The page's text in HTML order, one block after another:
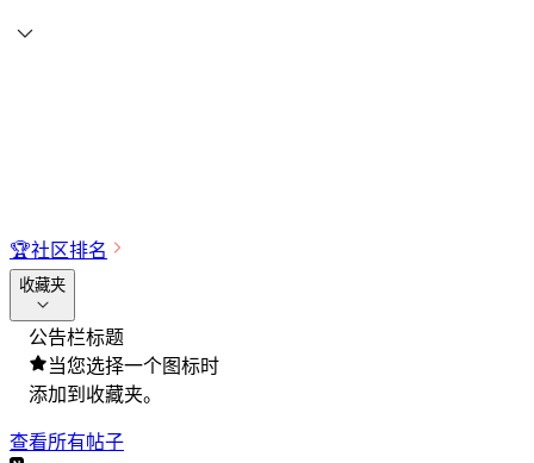
🏆社区排名
收藏夹
公告栏标题
当您选择一个图标时
添加到收藏夹。
查看所有帖子